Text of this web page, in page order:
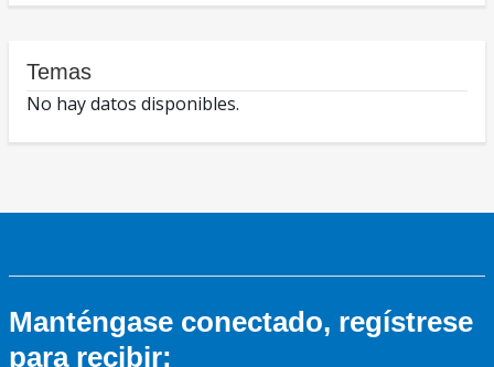
Temas
No hay datos disponibles.
Manténgase conectado, regístrese
para recibir: